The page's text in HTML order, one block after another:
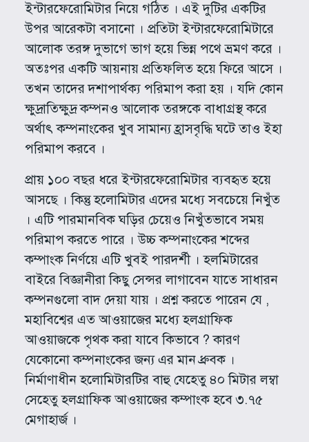
ইন্টারফেরোমিটার নিয়ে গঠিত । এই দুটির একটির
উপর আরেকটা বসানো । প্রতিটা ইন্টারফেরোমিটারে
আলোক তরঙ্গ দুভাগে ভাগ হয়ে ভিন্ন পথে ভ্রমণ করে ।
অতঃপর একটি আয়নায় প্রতিফলিত হয়ে ফিরে আসে ।
তখন তাদের দশাপার্থক্য পরিমাপ করা হয় । যদি কোন
ক্ষুদ্রাতিক্ষুদ্র কম্পনও আলোক তরঙ্গকে বাধাগ্রস্থ করে
অর্থাৎ কম্পনাংকের খুব সামান্য হ্রাসবৃদ্ধি ঘটে তাও ইহা
পরিমাপ করবে ।
প্রায় ১০০ বছর ধরে ইন্টারফেরোমিটার ব্যবহৃত হয়ে
আসছে । কিন্তু হলোমিটার এদের মধ্যে সবচেয়ে নিখুঁত
। এটি পারমানবিক ঘড়ির চেয়েও নিখুঁতভাবে সময়
পরিমাপ করতে পারে । উচ্চ কম্পনাংকের শব্দের
কম্পাংক নির্ণয়ে এটি খুবই পারদর্শী । হলমিটারের
বাইরে বিজ্ঞানীরা কিছু সেন্সর লাগাবেন যাতে সাধারন
কম্পনগুলো বাদ দেয়া যায় । প্রশ্ন করতে পারেন যে ,
মহাবিশ্বের এত আওয়াজের মধ্যে হলগ্রাফিক
আওয়াজকে পৃথক করা যাবে কিভাবে ? কারণ
যেকোনো কম্পনাংকের জন্য এর মান ধ্রুবক ।
নির্মাণাধীন হলোমিটারটির বাহু যেহেতু ৪০ মিটার লম্বা
সেহেতু হলগ্রাফিক আওয়াজের কম্পাংক হবে ৩.৭৫
মেগাহার্জ ।